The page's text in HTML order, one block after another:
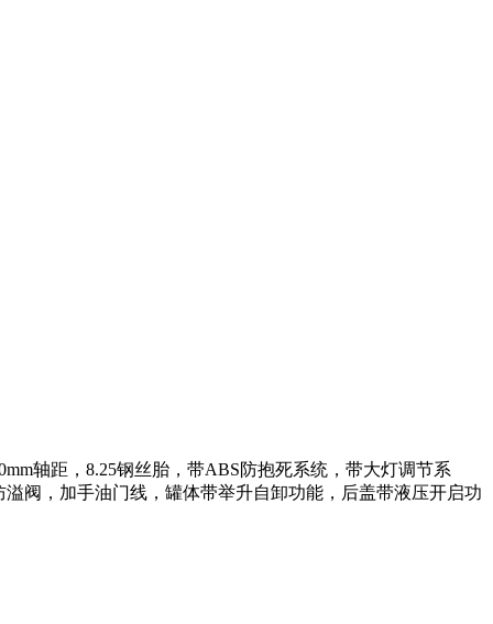
轴距，8.25钢丝胎，带ABS防抱死系统，带大灯调节系
阀，加手油门线，罐体带举升自卸功能，后盖带液压开启功